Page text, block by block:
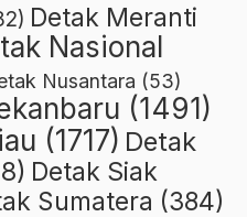
Detak Meranti
Nasional
Nusantara (53)
(1491)
(1717) Detak
Detak Siak
Sumatera (384)